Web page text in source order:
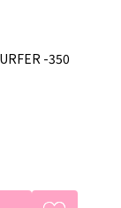
-350